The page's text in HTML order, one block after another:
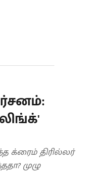
க்ரைம் திரில்லர்
முழு